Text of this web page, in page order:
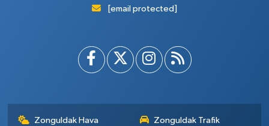
[email protected]
Zonguldak Hava Zonguldak Trafik